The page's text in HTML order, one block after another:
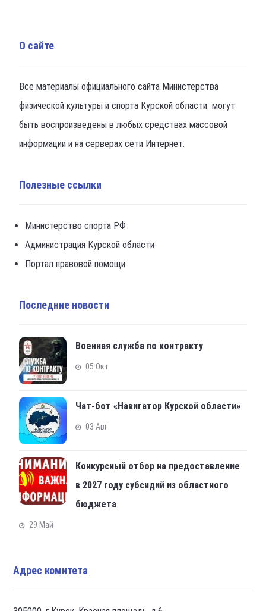
О сайте
Все материалы официального сайта Министерства
физической культуры и спорта Курской области могут
быть воспроизведены в любых средствах массовой
информации и на серверах сети Интернет.
Полезные ссылки
Министерство спорта РФ
Администрация Курской области
Портал правовой помощи
Последние новости
Военная служба по контракту
05 Окт
Чат-бот «Навигатор Курской области»
03 Авг
Конкурсный отбор на предоставление
в 2027 году субсидий из областного
бюджета
29 Май
Адрес комитета